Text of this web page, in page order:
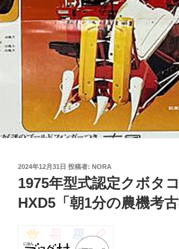
投
稿
日:
2024年12月31日 投稿者: NORA
1975年型式認定クボタ
HXD5「朝1分の農機考古